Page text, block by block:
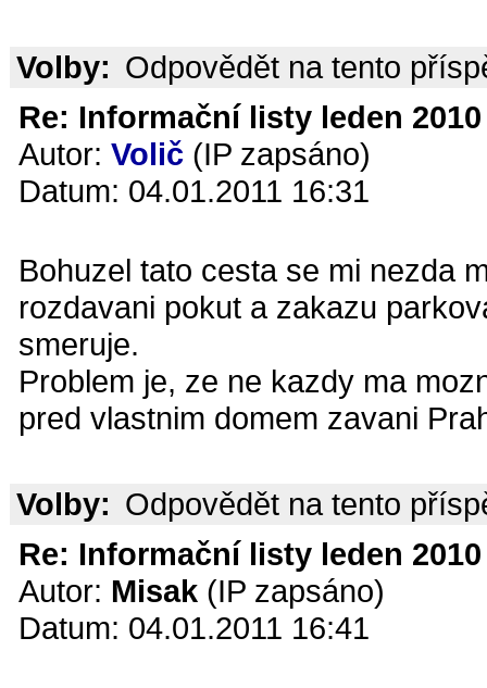
Volby: Odpovědět na tento
Re: Informační listy leden
Autor: Volič (IP zapsáno)
Datum: 04.01.2011 16:31
Bohuzel tato cesta se mi nezda
rozdavani pokut a zakazu
smeruje.
Problem je, ze ne kazdy ma
pred vlastnim domem zavani
Volby: Odpovědět na tento
Re: Informační listy leden
Autor: Misak (IP zapsáno)
Datum: 04.01.2011 16:41